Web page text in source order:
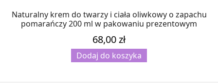
Naturalny krem do twarzy i ciała oliwkowy o zapachu
pomarańczy 200 ml w pakowaniu prezentowym
68,00zł
Dodaj do koszyka